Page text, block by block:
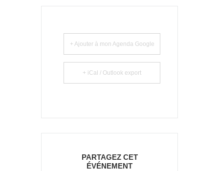
+ Ajouter à mon Agenda Google
+ iCal / Outlook export
PARTAGEZ CET
ÉVÉNEMENT